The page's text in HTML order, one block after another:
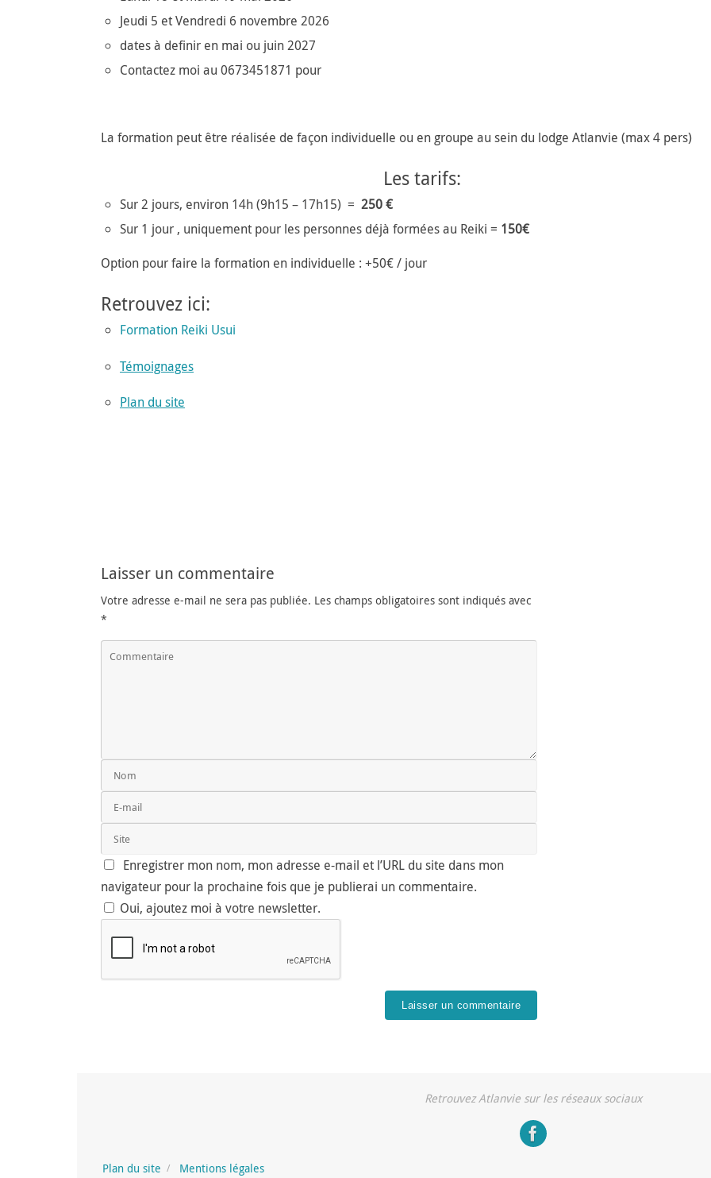
Jeudi 5 et Vendredi 6 novembre 2026
dates à definir en mai ou juin 2027
Contactez moi au 0673451871 pour
La formation peut être réalisée de façon individuelle ou en groupe au sein du lodge Atlanvie (max 4 pers)
Les tarifs:
Sur 2 jours, environ 14h (9h15 – 17h15) = 250 €
Sur 1 jour , uniquement pour les personnes déjà formées au Reiki = 150€
Option pour faire la formation en individuelle : +50€ / jour
Retrouvez ici:
Formation Reiki Usui
Témoignages
Plan du site
Laisser un commentaire
Votre adresse e-mail ne sera pas publiée. Les champs obligatoires sont indiqués avec
*
Enregistrer mon nom, mon adresse e-mail et l’URL du site dans mon
navigateur pour la prochaine fois que je publierai un commentaire.
Oui, ajoutez moi à votre newsletter.
Retrouvez Atlanvie sur les réseaux sociaux
Plan du site Mentions légales